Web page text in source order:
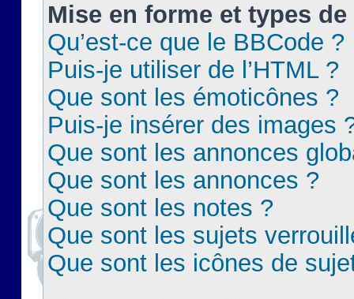
Mise en forme et types
Qu’est-ce que le BBCode ?
Puis-je utiliser de l’HTML ?
Que sont les émoticônes ?
Puis-je insérer des images
Que sont les annonces
Que sont les annonces ?
Que sont les notes ?
Que sont les sujets
Que sont les icônes de